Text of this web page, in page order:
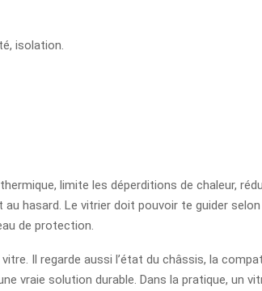
isolation.
limite les déperditions de chaleur,
hasard. Le vitrier doit pouvoir te guider
de protection.
Il regarde aussi l’état du châssis, la
vraie solution durable. Dans la pratique, un